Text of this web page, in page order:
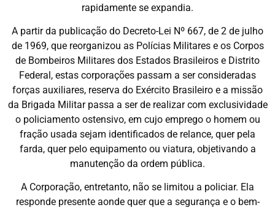
rapidamente se expandia.
A partir da publicação do Decreto-Lei Nº 667, de 2 de julho
de 1969, que reorganizou as Polícias Militares e os Corpos
de Bombeiros Militares dos Estados Brasileiros e Distrito
Federal, estas corporações passam a ser consideradas
forças auxiliares, reserva do Exército Brasileiro e a missão
da Brigada Militar passa a ser de realizar com exclusividade
o policiamento ostensivo, em cujo emprego o homem ou
fração usada sejam identificados de relance, quer pela
farda, quer pelo equipamento ou viatura, objetivando a
manutenção da ordem pública.
A Corporação, entretanto, não se limitou a policiar. Ela
responde presente aonde quer que a segurança e o bem-